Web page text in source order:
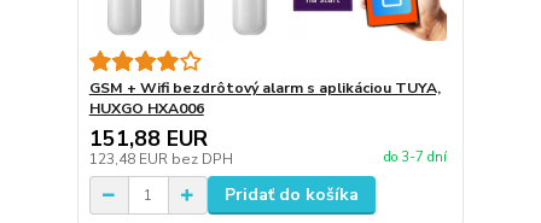
GSM + Wifi bezdrôtový alarm s aplikáciou TUYA,
HUXGO HXA006
151,88 EUR
123,48 EUR bez DPH do 3-7 dní
Pridať do košíka